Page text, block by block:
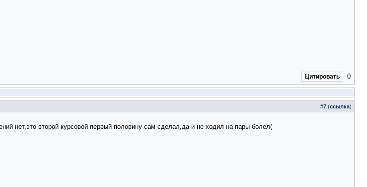
Цитировать 0
#7 (ссылка)
нет,это второй курсовой первый половину сам сделал,да и не ходил на пары болел(